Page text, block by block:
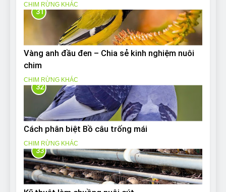
CHIM RỪNG KHÁC
31
Vàng anh đầu đen – Chia sẻ kinh nghiệm nuôi
chim
CHIM RỪNG KHÁC
32
Cách phân biệt Bồ câu trống mái
CHIM RỪNG KHÁC
33